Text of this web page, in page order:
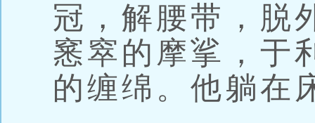
冠，解腰带，脱
窸窣的摩挲，于
的缠绵。他躺在